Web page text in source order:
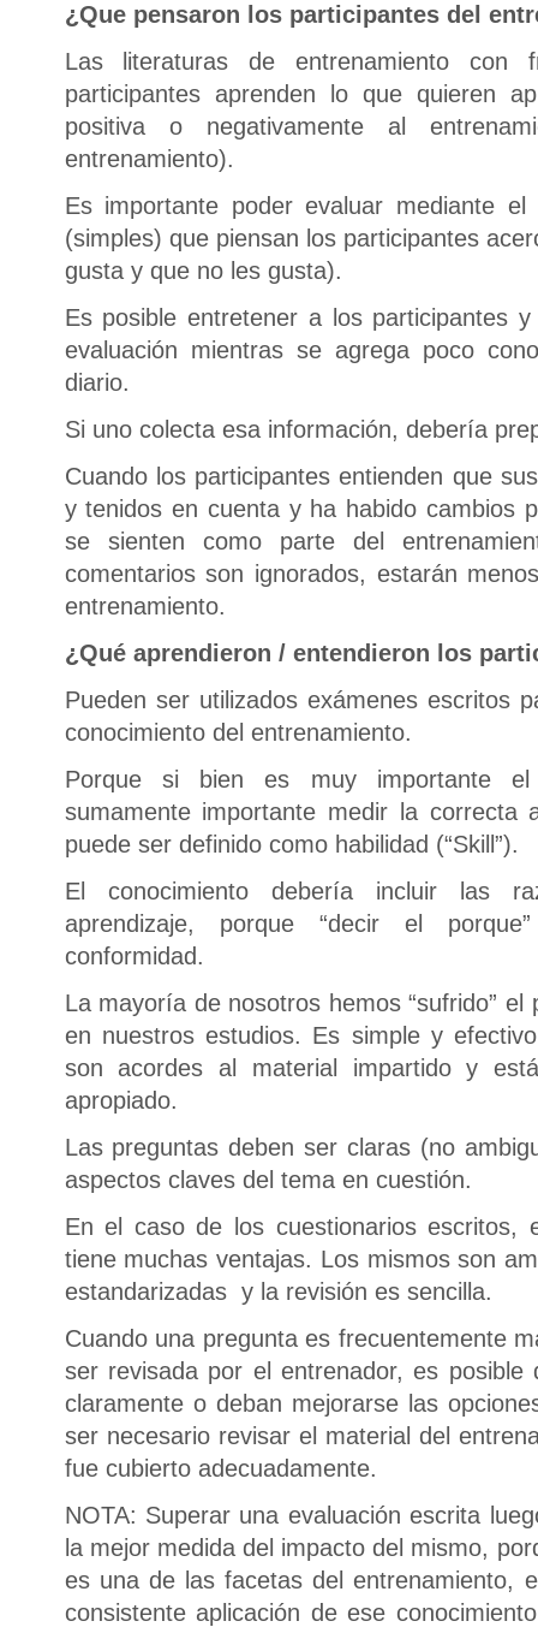
¿Que pensaron los participantes del
Las literaturas de entrenamiento con
participantes aprenden lo que quieren
positiva o negativamente al
entrenamiento).
Es importante poder evaluar mediante
(simples) que piensan los participantes
gusta y que no les gusta).
Es posible entretener a los participantes
evaluación mientras se agrega poco
diario.
Si uno colecta esa información, debería
Cuando los participantes entienden que
y tenidos en cuenta y ha habido cambios
se sienten como parte del
comentarios son ignorados, estarán
entrenamiento.
¿Qué aprendieron / entendieron los
Pueden ser utilizados exámenes escritos
conocimiento del entrenamiento.
Porque si bien es muy importante el
sumamente importante medir la correcta
puede ser definido como habilidad (“Skill”).
El conocimiento debería incluir las
aprendizaje, porque “decir el
conformidad.
La mayoría de nosotros hemos “sufrido”
en nuestros estudios. Es simple y
son acordes al material impartido y
apropiado.
Las preguntas deben ser claras (no
aspectos claves del tema en cuestión.
En el caso de los cuestionarios escritos,
tiene muchas ventajas. Los mismos son
estandarizadas y la revisión es sencilla.
Cuando una pregunta es frecuentemente
ser revisada por el entrenador, es
claramente o deban mejorarse las
ser necesario revisar el material del
fue cubierto adecuadamente.
NOTA: Superar una evaluación escrita
la mejor medida del impacto del mismo,
es una de las facetas del entrenamiento,
consistente aplicación de ese